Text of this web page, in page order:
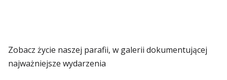
Zobacz życie naszej parafii, w galerii dokumentującej
najważniejsze wydarzenia